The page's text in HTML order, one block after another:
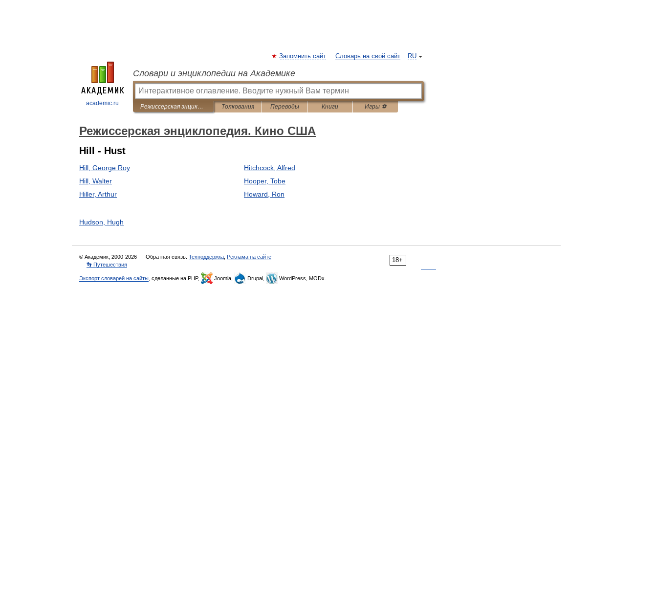
academic.ru
RU
Запомнить сайт Словарь на свой сайт
Словари и энциклопедии на Академике
Режиссерская энциклопедия. Кино США Толкования Переводы Книги Игры ⚽
Режиссерская энциклопедия. Кино США
Hill - Hust
Hill, George Roy
Hill, Walter
Hiller, Arthur
Hitchcock, Alfred
Hooper, Tobe
Howard, Ron
Hudson, Hugh
18+
© Академик, 2000-2026 Обратная связь: Техподдержка Реклама на сайте
👣 Путешествия
Экспорт словарей на сайты , сделанные на PHP, Joomla, Drupal, WordPress, MODx.